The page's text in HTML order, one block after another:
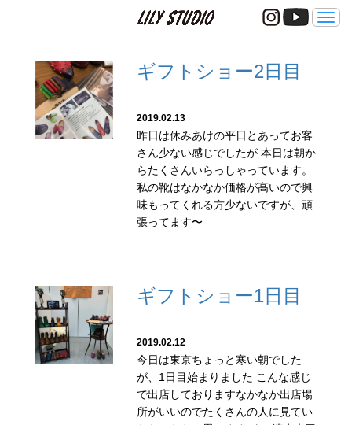
メ
ニ
ギフトショー2日目
2019.02.13
昨日は休みあけの平日とあってお客
さん少ない感じでしたが 本日は朝か
らたくさんいらっしゃっています。
私の靴はなかなか価格が高いので興
味もってくれる方少ないですが、頑
張ってます〜
ギフトショー1日目
2019.02.12
今日は東京ちょっと寒い朝でした
が、1日目始まりました こんな感じ
で出店しておりますなかなか出店場
所がいいのでたくさんの人に見てい